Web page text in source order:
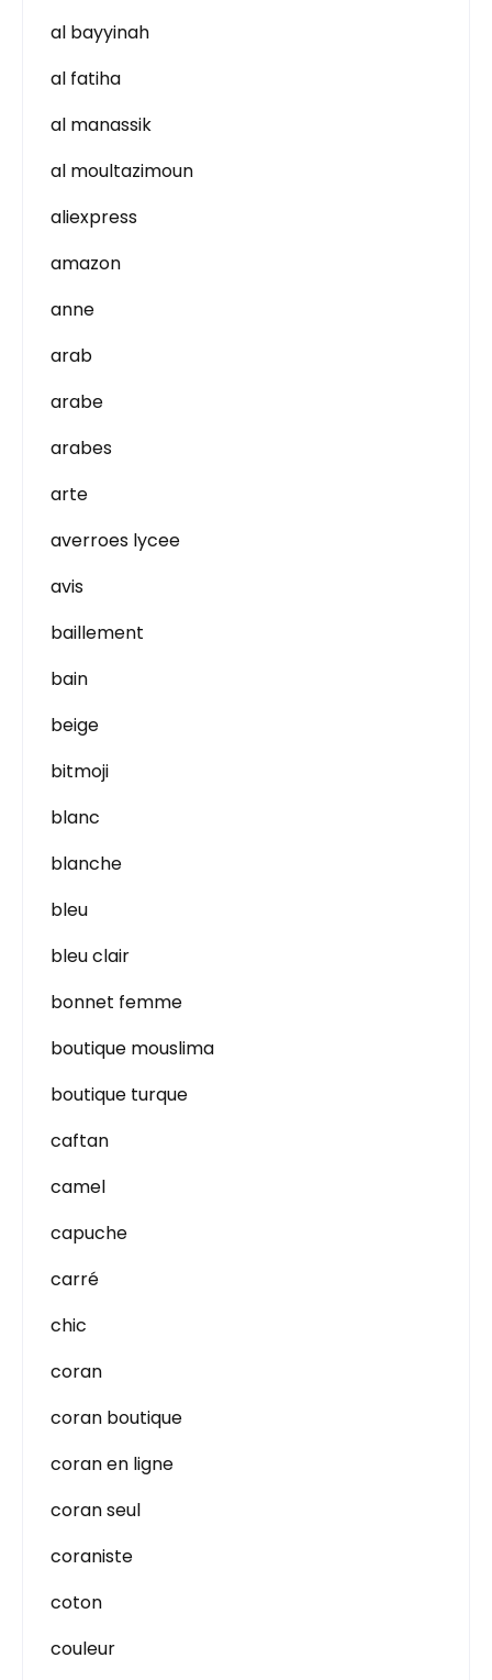
al bayyinah
al fatiha
al manassik
al moultazimoun
aliexpress
amazon
anne
arab
arabe
arabes
arte
averroes lycee
avis
baillement
bain
beige
bitmoji
blanc
blanche
bleu
bleu clair
bonnet femme
boutique mouslima
boutique turque
caftan
camel
capuche
carré
chic
coran
coran boutique
coran en ligne
coran seul
coraniste
coton
couleur